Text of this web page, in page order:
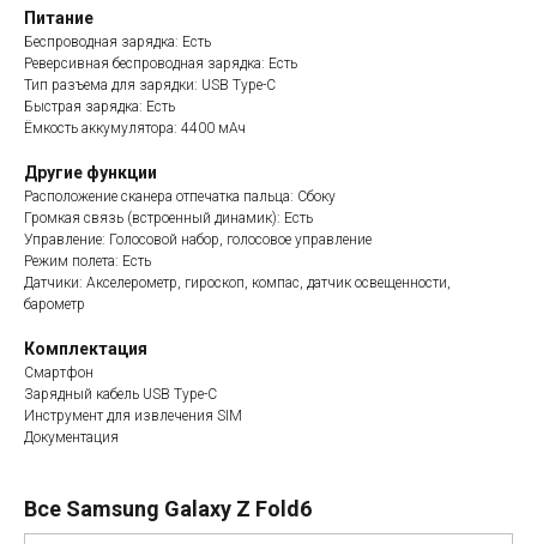
Питание
Беспроводная зарядка: Есть
Реверсивная беспроводная зарядка: Есть
Тип разъема для зарядки: USB Type-C
Быстрая зарядка: Есть
Ёмкость аккумулятора: 4400 мАч
Другие функции
Расположение сканера отпечатка пальца: Сбоку
Громкая связь (встроенный динамик): Есть
Управление: Голосовой набор, голосовое управление
Режим полета: Есть
Датчики: Акселерометр, гироскоп, компас, датчик освещенности,
барометр
Комплектация
Смартфон
Зарядный кабель USB Type-C
Инструмент для извлечения SIM
Документация
Все Samsung Galaxy Z Fold6